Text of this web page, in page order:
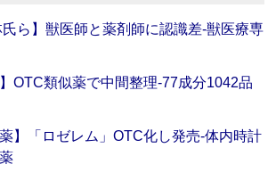
氏ら】獣医師と薬剤師に認識差‐獣医療専
OTC類似薬で中間整理‐77成分1042品
】「ロゼレム」OTC化し発売‐体内時計